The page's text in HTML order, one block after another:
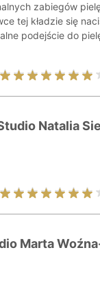
zabiegów
tej kładzie się
podejście do
Natalia
Marta